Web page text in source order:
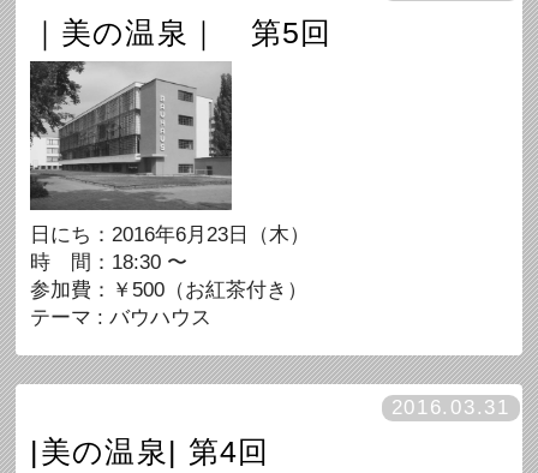
｜美の温泉｜ 第5回
日にち：2016年6月23日（木）
時 間：18:30 〜
参加費：￥500（お紅茶付き）
テーマ : バウハウス
2016.03.31
|美の温泉| 第4回